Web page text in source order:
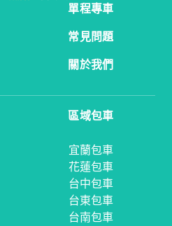
單程專車
常見問題
關於我們
區域包車
宜蘭包車
花蓮包車
台中包車
台東包車
台南包車